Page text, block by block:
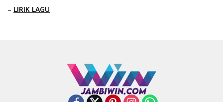
– LIRIK LAGU